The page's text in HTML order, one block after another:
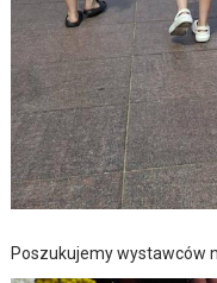
Poszukujemy wystawców